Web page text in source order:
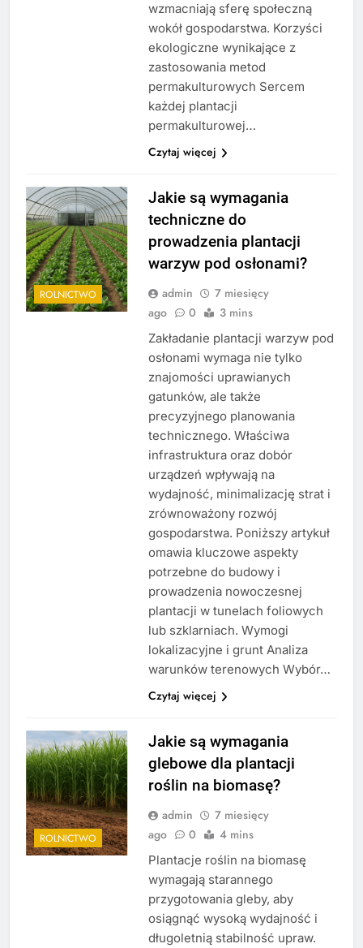
wzmacniają sferę społeczną
wokół gospodarstwa. Korzyści
ekologiczne wynikające z
zastosowania metod
permakulturowych Sercem
każdej plantacji
permakulturowej…
Czytaj więcej
ROLNICTWO
Jakie są wymagania
techniczne do
prowadzenia plantacji
warzyw pod osłonami?
admin
7 miesięcy
ago
0 3 mins
Zakładanie plantacji warzyw pod
osłonami wymaga nie tylko
znajomości uprawianych
gatunków, ale także
precyzyjnego planowania
technicznego. Właściwa
infrastruktura oraz dobór
urządzeń wpływają na
wydajność, minimalizację strat i
zrównoważony rozwój
gospodarstwa. Poniższy artykuł
omawia kluczowe aspekty
potrzebne do budowy i
prowadzenia nowoczesnej
plantacji w tunelach foliowych
lub szklarniach. Wymogi
lokalizacyjne i grunt Analiza
warunków terenowych Wybór…
Czytaj więcej
ROLNICTWO
Jakie są wymagania
glebowe dla plantacji
roślin na biomasę?
admin
7 miesięcy
ago
0 4 mins
Plantacje roślin na biomasę
wymagają starannego
przygotowania gleby, aby
osiągnąć wysoką wydajność i
długoletnią stabilność upraw.